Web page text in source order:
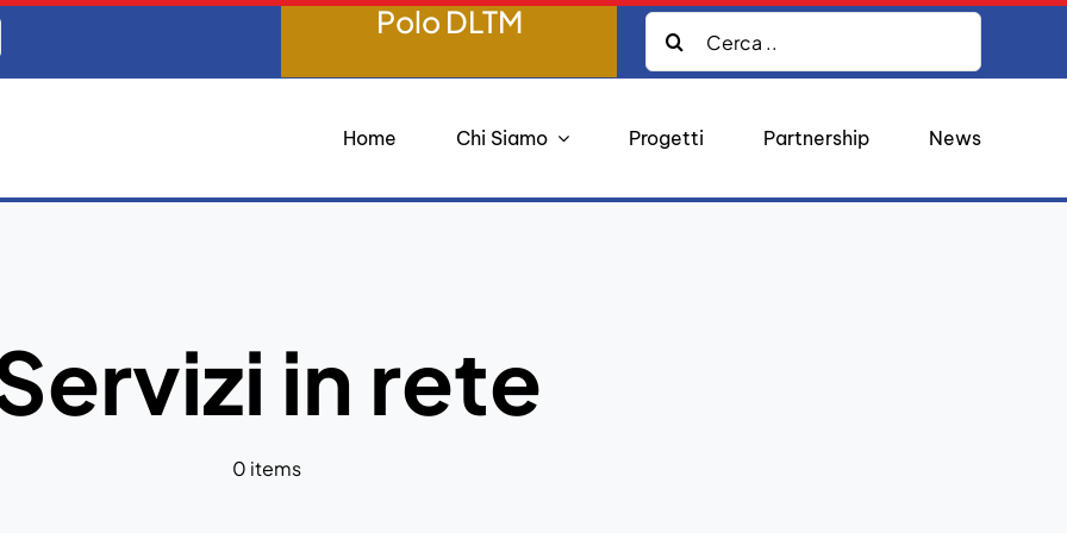
Polo DLTM
Home Chi Siamo Progetti Partnership News
in rete
0 items